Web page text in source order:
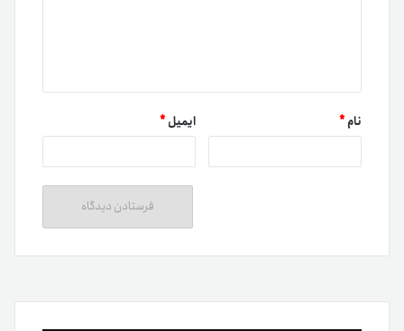
نام* ایمیل*